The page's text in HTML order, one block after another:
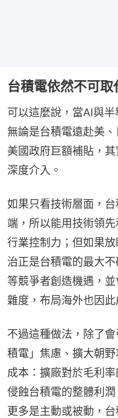
台積電依然不可取
可以這麼說，當AI與
無論是台積電遠赴美
美國政府巨額補貼，
深度介入。
如果只看技術層面，
端，所以能用技術領
行業控制力；但如果
治正是台積電的最大
等競爭者創造機遇，
雜度，布局海外也因此
不過這種做法，除了
積電」焦慮、擴大朝
成本：擴廠對於毛利
侵蝕台積電的整體利
更多是主動或被動，